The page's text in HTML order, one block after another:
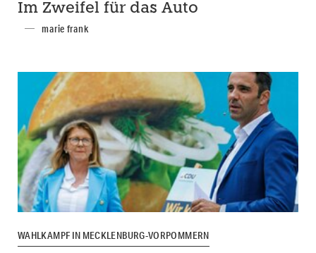
Im Zweifel für das Auto
marie frank
WAHLKAMPF IN MECKLENBURG-VORPOMMERN